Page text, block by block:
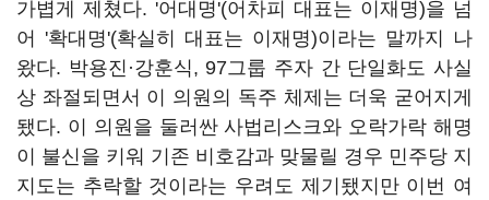
가볍게 제쳤다. '어대명'(어차피 대표는 이재명)을 넘
어 '확대명'(확실히 대표는 이재명)이라는 말까지 나
왔다. 박용진·강훈식, 97그룹 주자 간 단일화도 사실
상 좌절되면서 이 의원의 독주 체제는 더욱 굳어지게
됐다. 이 의원을 둘러싼 사법리스크와 오락가락 해명
이 불신을 키워 기존 비호감과 맞물릴 경우 민주당 지
지도는 추락할 것이라는 우려도 제기됐지만 이번 여